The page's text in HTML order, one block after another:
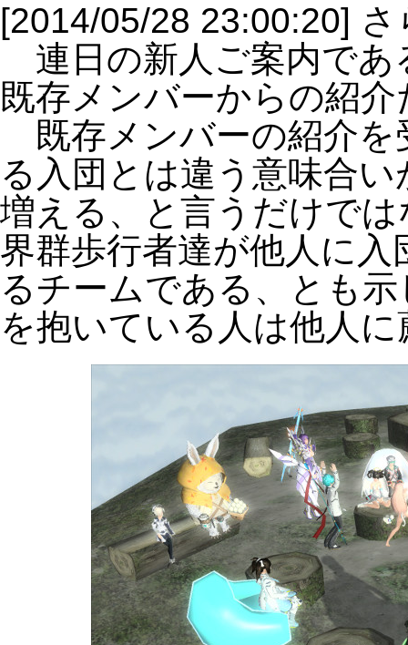
[2014/05/28 23:00:20]
連日の新人ご案内であ
既存メンバーからの紹介
既存メンバーの紹介を
る入団とは違う意味合
増える、と言うだけで
界群歩行者達が他人に
るチームである、とも
を抱いている人は他人